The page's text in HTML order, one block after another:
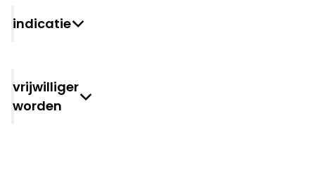
Indicatie
vrijwilliger
worden